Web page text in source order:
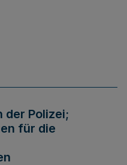
der Polizei;
für die